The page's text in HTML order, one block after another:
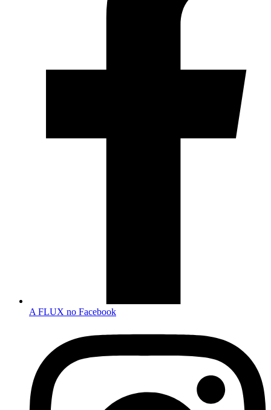
A FLUX no Facebook